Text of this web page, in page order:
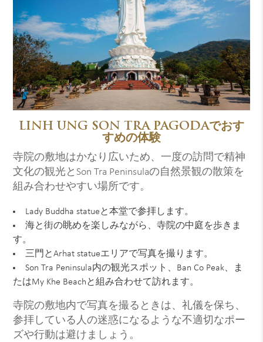
LINH UNG SON TRA PAGODAでおす
すめの体験
寺院の敷地はかなり広いため、一度の訪問で精神
文化の観光とSon Tra Peninsulaの自然景観の散策を
組み合わせやすい場所です。
Lady Buddha statueと本堂で参拝します。
海と街の眺めを楽しみながら、寺院の中庭を歩きま
す。
三門とArhat statueエリアで写真を撮ります。
Son Tra Peninsula内の観光スポット、Ban Co Peak、ま
たはMy Khe Beachと組み合わせて訪れます。
寺院の敷地内で写真を撮るときは、礼儀を保ち、
参拝している人の迷惑になるような不適切なポー
ズや行動は避けましょう。